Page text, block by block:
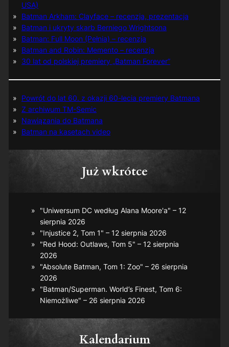
USA)
Batman Arkham: Clayface – recenzja, prezentacja
Batman i ukryty skarb Berniego Wrightsona
Batman: Full Moon (Pełnia) – recenzja
Batman and Robin: Memento – recenzja
30 lat od polskiej premiery „Batman Forever”
Powrót do lat 60. z okazji 60-lecia premiery Batmana
Z archiwum TM-Semic
Nawiązania do Batmana
Batman na kasetach video
Już wkrótce
"Uniwersum DC według Alana Moore'a" – 12
sierpnia 2026
"Injustice 2, Tom 1" – 12 sierpnia 2026
"Red Hood: Outlaws, Tom 5" – 12 sierpnia
2026
"Absolute Batman, Tom 1: Zoo" – 26 sierpnia
2026
"Batman/Superman. World’s Finest, Tom 6:
Niemożliwe" – 26 sierpnia 2026
Kalendarium